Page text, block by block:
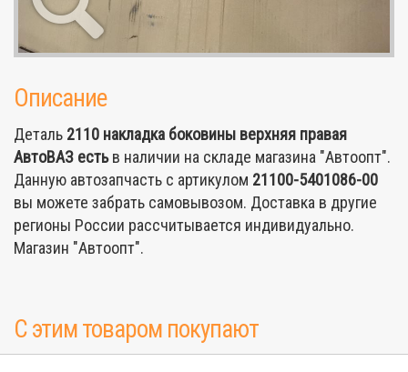
Описание
Деталь 2110 накладка боковины верхняя правая
АвтоВАЗ естьв наличии на складе магазина "Автоопт".
Данную автозапчасть с артикулом 21100-5401086-00
вы можете забрать самовывозом. Доставка в другие
регионы России рассчитывается индивидуально.
Магазин "Автоопт".
С этим товаром покупают